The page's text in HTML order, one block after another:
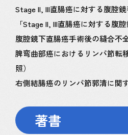
Stage II, III直腸癌に対する腹腔
「Stage II, III直腸癌に対する
腹腔鏡下直腸癌手術後の縫合不
脾弯曲部癌におけるリンパ節転
照）
右側結腸癌のリンパ節郭清に関
著書